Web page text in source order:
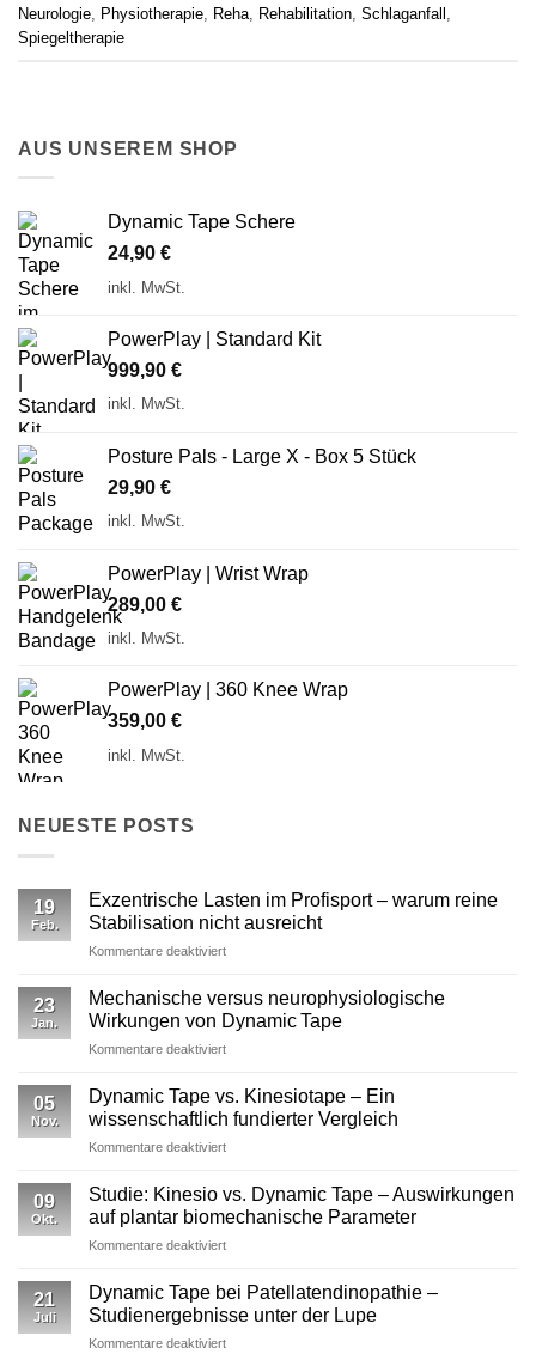
Neurologie
Physiotherapie Reha Rehabilitation Schlaganfall
Spiegeltherapie
AUS UNSEREM SHOP
Dynamic Tape Schere
24,90 €
inkl. MwSt.
PowerPlay | Standard Kit
999,90 €
inkl. MwSt.
Posture Pals - Large X - Box 5 Stück
29,90 €
inkl. MwSt.
PowerPlay | Wrist Wrap
289,00 €
inkl. MwSt.
PowerPlay | 360 Knee Wrap
359,00 €
inkl. MwSt.
NEUESTE POSTS
19
Feb.
Exzentrische Lasten im Profisport – warum reine
Stabilisation nicht ausreicht
Kommentare deaktiviertfür
im
Profisport
–
reine
Stabilisation
ausreicht
23
Jan.
Mechanische versus neurophysiologische
Wirkungen von Dynamic Tape
Kommentare deaktiviertfür
versus
neurophysiologische
Wirkungen
von
05
Nov.
Dynamic Tape vs. Kinesiotape – Ein
wissenschaftlich fundierter Vergleich
Kommentare deaktiviertfür
Tape
Kinesiotape
–
wissenschaftlich
fundierter
09
Okt.
Studie: Kinesio vs. Dynamic Tape – Auswirkungen
auf plantar biomechanische Parameter
Kommentare deaktiviertfür
Kinesio
Dynamic
Tape
21
Juli
Dynamic Tape bei Patellatendinopathie –
Studienergebnisse unter der Lupe
Kommentare deaktiviertfür